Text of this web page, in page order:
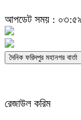
আপডেট সময় :
দৈনিক ফরিদপুর মহানগর বার্তা
রেজাউল করিম